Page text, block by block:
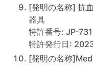
[発明の名称] 抗
器具
特許番号: JP-
特許発行日:
[発明の名称